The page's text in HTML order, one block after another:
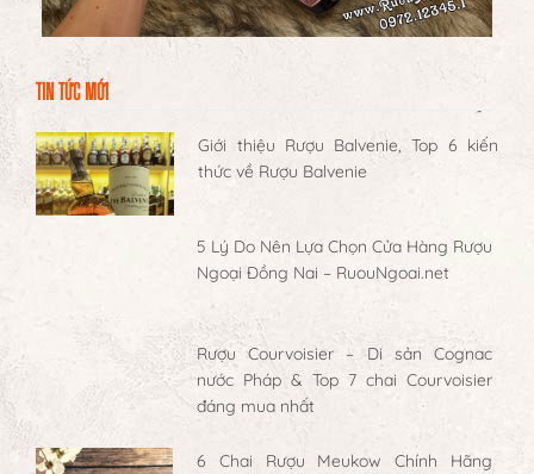
TIN TỨC MỚI
Giới thiệu Rượu Balvenie, Top 6 kiến
thức về Rượu Balvenie
5 Lý Do Nên Lựa Chọn Cửa Hàng Rượu
Ngoại Đồng Nai – RuouNgoai.net
Rượu Courvoisier – Di sản Cognac
nước Pháp & Top 7 chai Courvoisier
đáng mua nhất
6 Chai Rượu Meukow Chính Hãng